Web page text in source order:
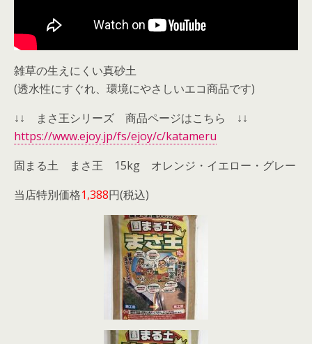
雑草の生えにくい真砂土
(透水性にすぐれ、環境にやさしいエコ商品です)
↓↓ まさ王シリーズ 商品ページはこちら ↓↓
https://www.ejoy.jp/fs/ejoy/c/katameru
固まる土 まさ王 15kg オレンジ・イエロー・グレー
当店特別価格1,388円(税込)